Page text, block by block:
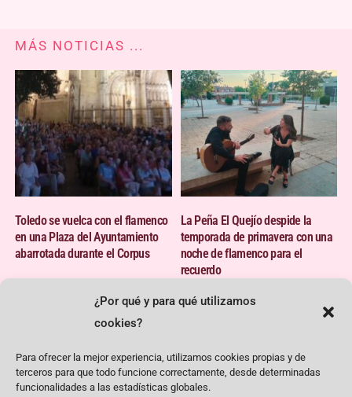
¿Por qué y para qué utilizamos
cookies?
Para ofrecer la mejor experiencia, utilizamos cookies propias y de
terceros para que todo funcione correctamente, desde determinadas
funcionalidades a las estadísticas globales.
MÁS NOTICIAS ...
Toledo se vuelca con el flamenco
en una Plaza del Ayuntamiento
abarrotada durante el Corpus
La Peña El Quejío despide la
temporada de primavera con una
noche de flamenco para el
recuerdo